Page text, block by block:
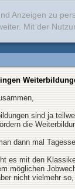
Anzeigen zu
Mit der
sind ja
die
dann mal
es mit den
möglichen
nicht vielmehr